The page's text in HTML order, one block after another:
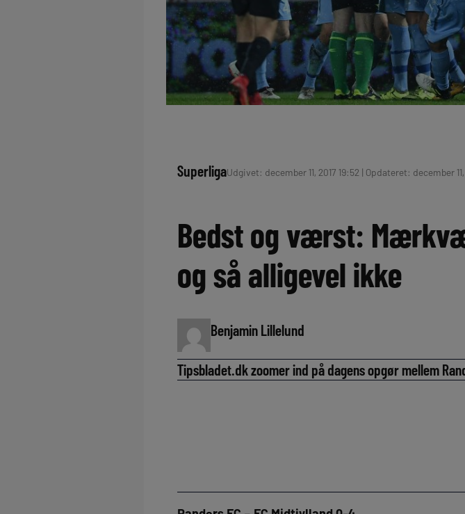
SuperligaUdgivet: december 11, 2017 19:52 | Opdateret: december 11,
Bedst og værst:
og så alligevel ikke
Benjamin Lillelund
Tipsbladet.dk zoomer ind på dagens opgør mellem